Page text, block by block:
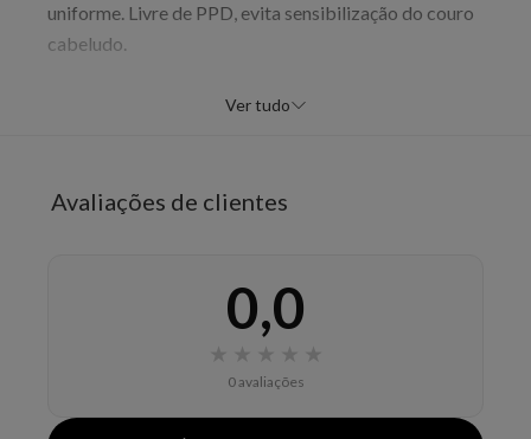
uniforme. Livre de PPD, evita sensibilização do couro
cabeludo.
Brilho sofisticado
Preparar proporção 60g coloração para 60ml
Aplicar uniformemente nos cabelos secos não
Ver tudo
Avaliações de clientes
0,0
0 avaliações